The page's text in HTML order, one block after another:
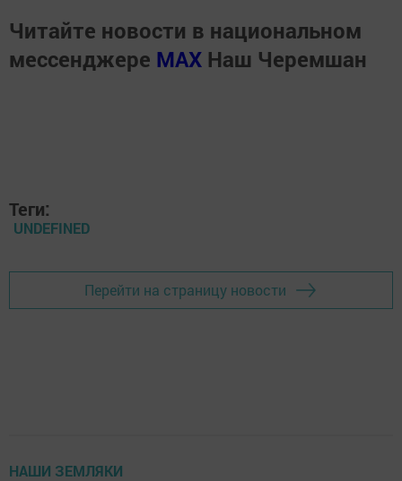
Читайте новости в национальном
мессенджере MАХ Наш Черемшан
Теги:
UNDEFINED
Перейти на страницу новости
НАШИ ЗЕМЛЯКИ